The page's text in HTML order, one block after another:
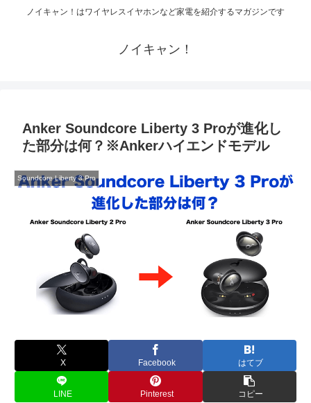
ノイキャン！はワイヤレスイヤホンなど家電を紹介するマガジンです
ノイキャン！
Anker Soundcore Liberty 3 Proが進化し
た部分は何？※Ankerハイエンドモデル
Soundcore Liberty 3 Pro
X Facebook はてブ
LINE Pinterest コピー